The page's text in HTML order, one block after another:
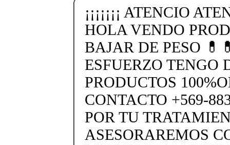
¡¡¡¡¡¡¡ ATENCIO
HOLA VENDO
BAJAR DE PESO
ESFUERZO TENGO
PRODUCTOS
CONTACTO +569-
POR TU
ASESORAREMOS